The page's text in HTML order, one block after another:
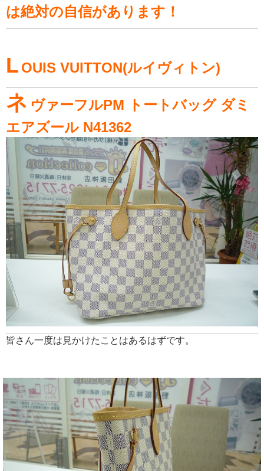
は絶対の自信があります！
L OUIS VUITTON(ルイヴィトン)
ネ ヴァーフルPM トートバッグ ダミ
エアズール N41362
皆さん一度は見かけたことはあるはずです。